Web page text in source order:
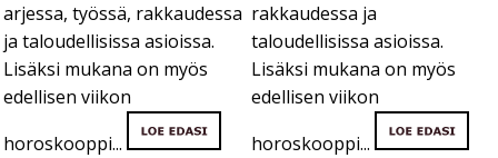
arjessa, työssä, rakkaudessa
ja taloudellisissa asioissa.
Lisäksi mukana on myös
edellisen viikon
horoskooppi...
rakkaudessa ja
taloudellisissa asioissa.
Lisäksi mukana on myös
edellisen viikon
horoskooppi...